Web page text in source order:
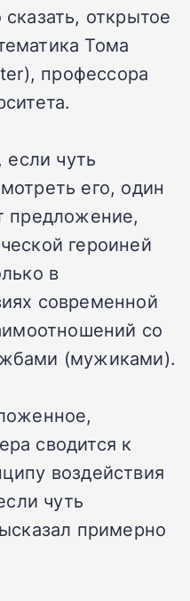
открытое
Тома
профессора
если чуть
его, один
предложение,
героиней
в
современной
со
(мужиками).
сводится к
воздействия
чуть
примерно